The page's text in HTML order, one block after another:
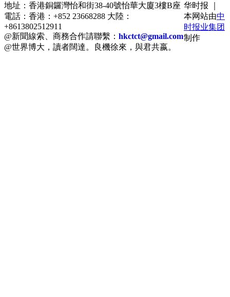
地址：香港銅鑼灣怡和街38-40號怡華大廈3樓B座
電話：香港：+852 23668288 大陸：
+8613802512911
@新聞線索、商務合作請聯繫： hkctct@gmail.com
@世界博大，讀者闊達。良機徐來，與君共嬴。
华时报 ｜
本网站由中
时报业集团
制作